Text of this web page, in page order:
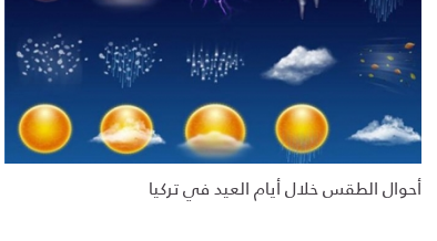
أحوال الطقس خلال أيام العيد في تركيا